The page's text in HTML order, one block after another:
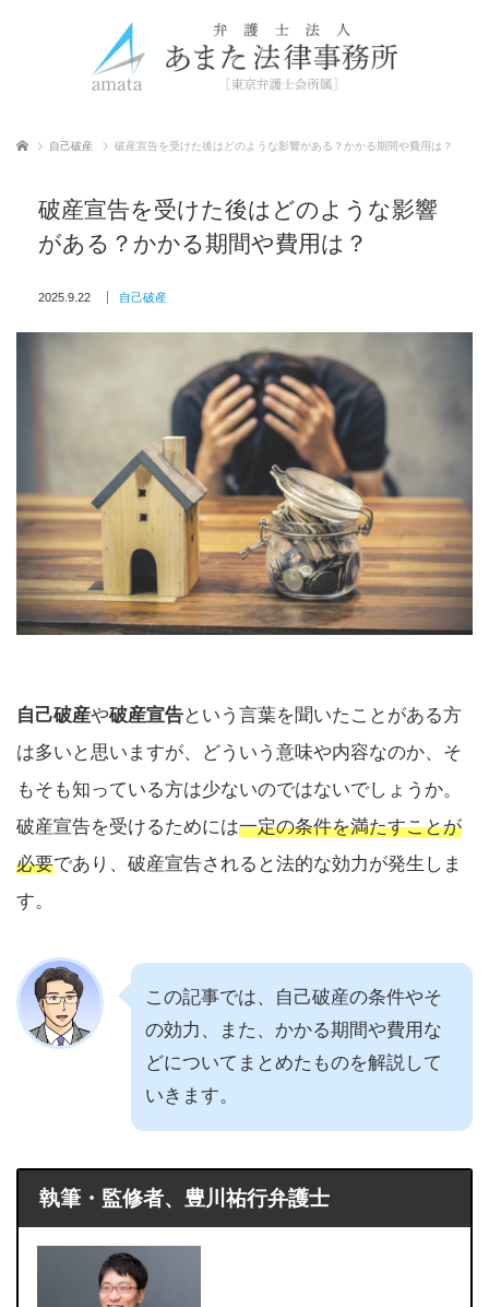
ホーム 自己破産 破産宣告を受けた後はどのような影響がある？かかる期間や費用は？
破産宣告を受けた後はどのような影響
がある？かかる期間や費用は？
2025.9.22 自己破産
自己破産や破産宣告という言葉を聞いたことがある方
は多いと思いますが、どういう意味や内容なのか、そ
もそも知っている方は少ないのではないでしょうか。
破産宣告を受けるためには一定の条件を満たすことが
必要であり、破産宣告されると法的な効力が発生しま
す。
この記事では、自己破産の条件やそ
の効力、また、かかる期間や費用な
どについてまとめたものを解説して
いきます。
執筆・監修者、豊川祐行弁護士